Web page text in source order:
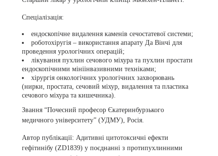
Спеціалізація:
ендоскопічне видалення каменів сечостатевої системи;
роботохіругія – використання апарату Да Вінчі для
проведення урологічних операцій;
лікування пухлин сечового міхура та пухлин простати
ендоскопічними мініінвазивними техніками;
хірургія онкологічних урологічних захворювань
(нирки, простата, сечовий міхур, видалення та пластика
сечового міхура та кишечника).
Звання “Почесний професор Єкатеринбурзького
медичного університету” (УДМУ), Росія.
Автор публікації: Адитивні цитотоксичні ефекти
гефітинібу (ZD1839) у поєднанні з протипухлинними